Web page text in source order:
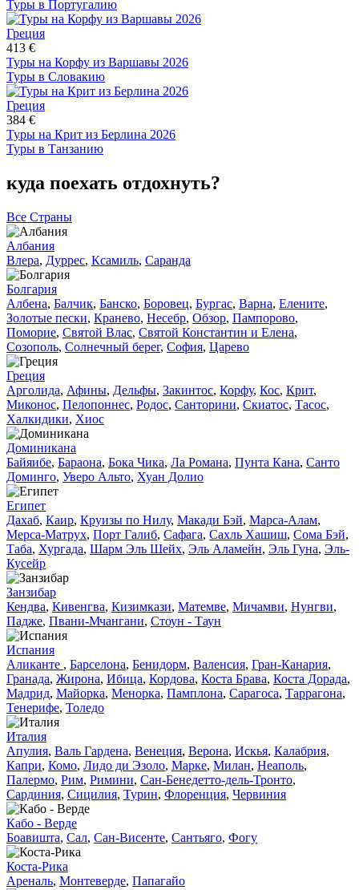
Туры в Португалию
Греция
413 €
Туры на Корфу из Варшавы 2026
Туры в Словакию
Греция
384 €
Туры на Крит из Берлина 2026
Туры в Танзанию
куда поехать отдохнуть?
Все Страны
Албания
Влера, Дуррес, Ксамиль, Саранда
Болгария
Албена, Балчик, Банско, Боровец, Бургас, Варна, Елените,
Золотые пески, Кранево, Несебр, Обзор, Пампорово,
Поморие, Святой Влас, Святой Константин и Елена,
Созополь, Солнечный берег, София, Царево
Греция
Арголида, Афины, Дельфы, Закинтос, Корфу, Кос, Крит,
Миконос, Пелопоннес, Родос, Санторини, Скиатос, Тасос,
Халкидики, Хиос
Доминиканa
Байяибе, Бараона, Бока Чика, Ла Романа, Пунта Кана, Санто
Доминго, Уверо Альто, Хуан Долио
Египет
Дахаб, Каир, Круизы по Нилу, Макади Бэй, Марса-Алам,
Мерса-Матрух, Порт Галиб, Сафага, Сахль Хашиш, Сома Бэй,
Таба, Хургада, Шарм Эль Шейх, Эль Аламейн, Эль Гуна, Эль-
Кусейр
Занзибар
Кендва, Кивенгва, Кизимкази, Матемве, Мичамви, Нунгви,
Падже, Пвани-Мчангани, Стоун - Таун
Испания
Аликанте , Барселона, Бенидорм, Валенсия, Гран-Канария,
Гранада, Жирона, Ибица, Кордова, Коста Брава, Коста Дорада,
Мадрид, Майорка, Менорка, Памплона, Сарагоса, Таррагона,
Тенерифе, Толедо
Италия
Апулия, Валь Гардена, Венеция, Верона, Искья, Калабрия,
Капри, Комо, Лидо ди Эзоло, Марке, Милан, Неаполь,
Палермо, Рим, Римини, Сан-Бенедетто-дель-Тронто,
Сардиния, Сицилия, Турин, Флоренция, Червиния
Кабо - Верде
Боавишта, Сал, Сан-Висенте, Сантьяго, Фогу
Коста-Рика
Ареналь, Монтеверде, Папагайо